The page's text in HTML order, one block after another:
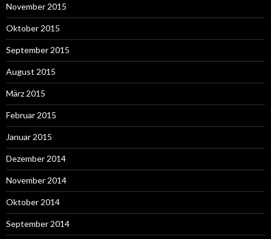
November 2015
Oktober 2015
September 2015
August 2015
März 2015
Februar 2015
Januar 2015
Dezember 2014
November 2014
Oktober 2014
September 2014